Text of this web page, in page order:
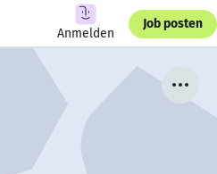
Anmelden
Job posten